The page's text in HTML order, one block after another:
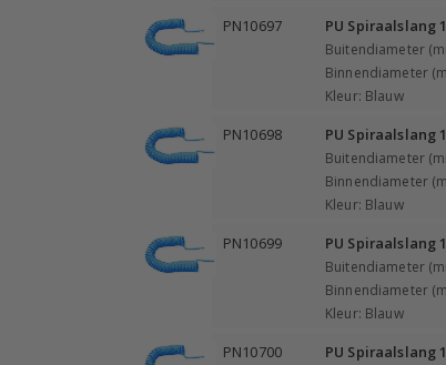
PN10697 PU Spiraalslang
Buitendiameter
Binnendiameter
Kleur: Blauw
PN10698 PU Spiraalslang
Buitendiameter
Binnendiameter
Kleur: Blauw
PN10699 PU Spiraalslang
Buitendiameter
Binnendiameter
Kleur: Blauw
PN10700 PU Spiraalslang